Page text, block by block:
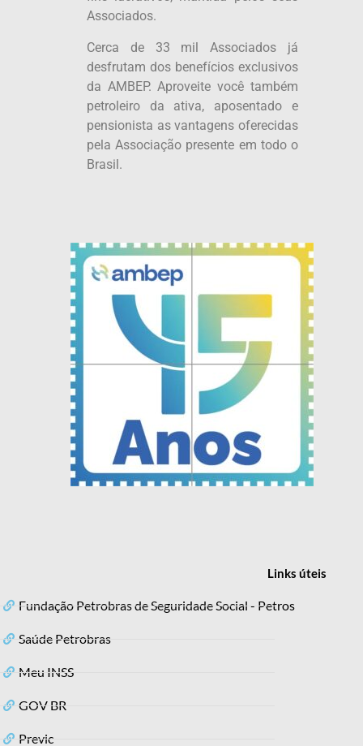
Associados.
Cerca de 33 mil Associados já
desfrutam dos benefícios exclusivos
da AMBEP. Aproveite você também
petroleiro da ativa, aposentado e
pensionista as vantagens oferecidas
pela Associação presente em todo o
Brasil.
Linksúteis
Fundação Petrobras de Seguridade Social - Petros
Saúde Petrobras
Meu INSS
GOV BR
Previc